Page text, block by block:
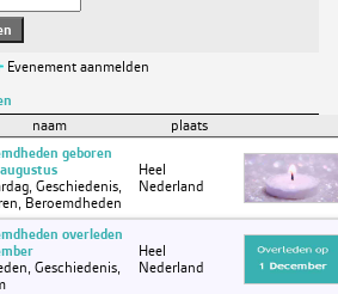
Evenement aanmelden
naam plaats
geboren
Geschiedenis,
Beroemdheden
Heel
Nederland
overleden
Geschiedenis,
Heel
Nederland